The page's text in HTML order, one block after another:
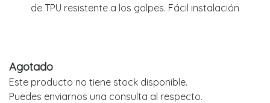
de TPU resistente a los golpes. Fácil instalación
Agotado
Este producto no tiene stock disponible.
Puedes enviarnos una consulta al respecto.